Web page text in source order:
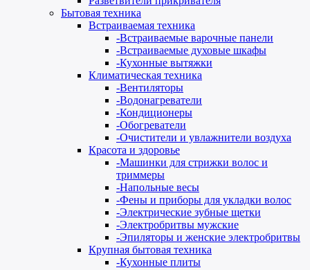
Бытовая техника
Встраиваемая техника
-Встраиваемые варочные панели
-Встраиваемые духовые шкафы
-Кухонные вытяжки
Климатическая техника
-Вентиляторы
-Водонагреватели
-Кондиционеры
-Обогреватели
-Очистители и увлажнители воздуха
Красота и здоровье
-Машинки для стрижки волос и
триммеры
-Напольные весы
-Фены и приборы для укладки волос
-Электрические зубные щетки
-Электробритвы мужские
-Эпиляторы и женские электробритвы
Крупная бытовая техника
-Кухонные плиты